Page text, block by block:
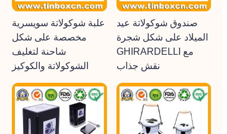
علبة شوكولاتة سويسرية
مخصصة على شكل
شاحنة لتغليف
الشوكولاتة والكوكيز
صندوق شوكولاتة عيد
الميلاد على شكل شجرة
GHIRARDELLI مع
نقش جذاب